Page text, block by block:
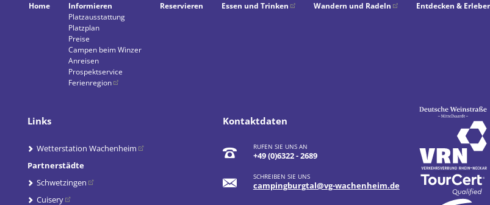
Navigation
überspringen
Home
Informieren
Platzausstattung
Platzplan
Preise
Campen beim Winzer
Anreisen
Prospektservice
Ferienregion
Reservieren Essen und Trinken Wandern und Radeln Entdecken &
Links
Wetterstation Wachenheim
Partnerstädte
Schwetzingen
Cuisery
Kontaktdaten
RUFEN SIE UNS AN
+49 (0)6322 - 2689
SCHREIBEN SIE UNS
campingburgtal@vg-wachenheim.de